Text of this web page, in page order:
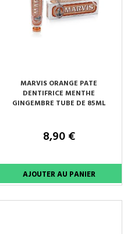
MARVIS ORANGE PATE
DENTIFRICE MENTHE
GINGEMBRE TUBE DE 85ML
8,90 €